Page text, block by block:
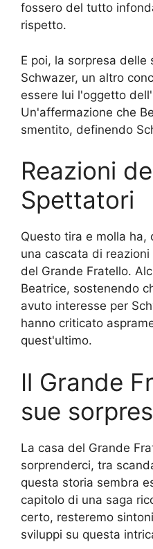
fossero del tutto
rispetto.
E poi, la sorpresa delle
Schwazer, un altro
essere lui l'oggetto
Un'affermazione che
smentito, definendo
Reazioni
Spettatori
Questo tira e molla
una cascata di
del Grande Fratello.
Beatrice, sostenendo
avuto interesse per
hanno criticato
quest'ultimo.
Il Grande
sue
La casa del Grande
sorprenderci, tra
questa storia sembra
capitolo di una saga
certo, resteremo
sviluppi su questa